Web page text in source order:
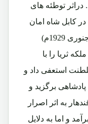
توطئه های
کابل شاه امان
الله ناگزیربتاریخ 24جدی 1307ش (17جنوری 1929م)
ثریا را با
استعفی داد و
برگزید و
به اثر اصرار
و اما به دلایل